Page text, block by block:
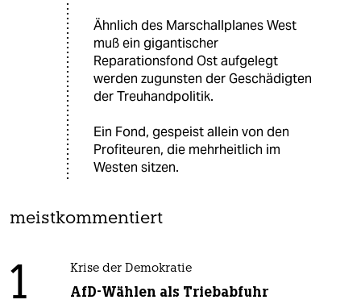
Ähnlich des Marschallplanes West
muß ein gigantischer
Reparationsfond Ost aufgelegt
werden zugunsten der Geschädigten
der Treuhandpolitik.
Ein Fond, gespeist allein von den
Profiteuren, die mehrheitlich im
Westen sitzen.
meistkommentiert
1 Krise der Demokratie
AfD-Wählen als Triebabfuhr